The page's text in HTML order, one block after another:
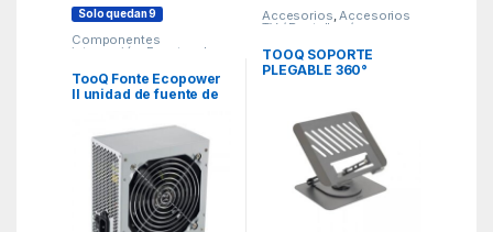
Solo quedan 9
Componentes
integración Fuentes de
TooQ Fonte Ecopower
II unidad de fuente de
20+4 pin ATX ATX
Plata
Accesorios,Accesorios
TV / Pantallas /
TOOQ SOPORTE
PLEGABLE 360°